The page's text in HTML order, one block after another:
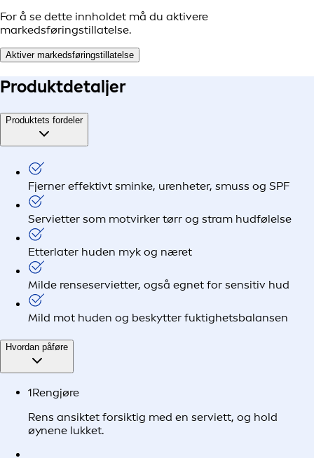
For å se dette innholdet må du aktivere
markedsføringstillatelse.
Aktiver markedsføringstillatelse
Produktdetaljer
Produktets fordeler
Fjerner effektivt sminke, urenheter, smuss og SPF
Servietter som motvirker tørr og stram hudfølelse
Etterlater huden myk og næret
Milde renseservietter, også egnet for sensitiv hud
Mild mot huden og beskytter fuktighetsbalansen
Hvordan påføre
1Rengjøre
Rens ansiktet forsiktig med en serviett, og hold
øynene lukket.